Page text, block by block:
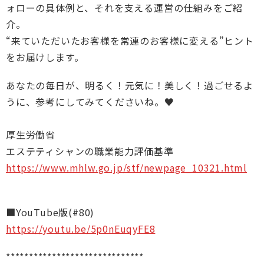
ォローの具体例と、それを支える運営の仕組みをご紹
介。
“来ていただいたお客様を常連のお客様に変える”ヒント
をお届けします。
あなたの毎日が、明るく！元気に！美しく！過ごせるよ
うに、参考にしてみてくださいね。♥
厚生労働省
エステティシャンの職業能力評価基準
https://www.mhlw.go.jp/stf/newpage_10321.html
■YouTube版(#80)
https://youtu.be/5p0nEuqyFE8
******************************